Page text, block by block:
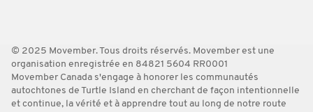
© 2025 Movember. Tous droits réservés. Movember est une
organisation enregistrée en 84821 5604 RR0001
Movember Canada s'engage à honorer les communautés
autochtones de Turtle Island en cherchant de façon intentionnelle
et continue, la vérité et à apprendre tout au long de notre route